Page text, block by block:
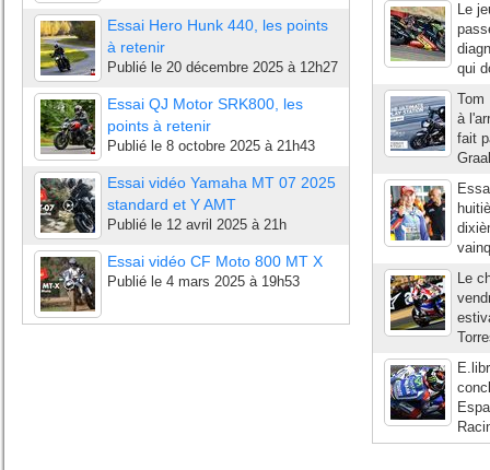
Essai Hero Hunk 440, les points
à retenir
Publié le 20 décembre 2025 à 12h27
Essai QJ Motor SRK800, les
points à retenir
Publié le 8 octobre 2025 à 21h43
Essai vidéo Yamaha MT 07 2025
standard et Y AMT
Publié le 12 avril 2025 à 21h
Essai vidéo CF Moto 800 MT X
Publié le 4 mars 2025 à 19h53
Le
qui
Tom
à
fait
Le